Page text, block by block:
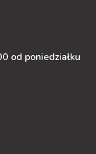
od poniedziałku